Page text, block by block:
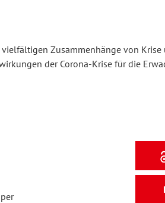
Zusammenhänge von
der Corona-Krise für die